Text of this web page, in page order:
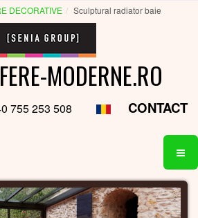
DECORATIVE Sculptural radiator baie
MODERNE.RO
755 253 508 CONTACT